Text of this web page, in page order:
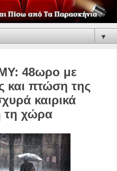
▼
48ωρο με
και πτώση της
καιρικά
τη χώρα